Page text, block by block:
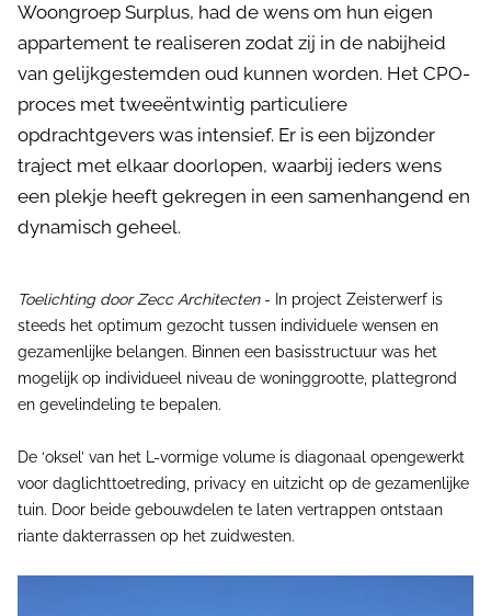
Woongroep Surplus, had de wens om hun eigen
appartement te realiseren zodat zij in de nabijheid
van gelijkgestemden oud kunnen worden. Het CPO-
proces met tweeëntwintig particuliere
opdrachtgevers was intensief. Er is een bijzonder
traject met elkaar doorlopen, waarbij ieders wens
een plekje heeft gekregen in een samenhangend en
dynamisch geheel.
Toelichting door Zecc Architecten- In project Zeisterwerf is
steeds het optimum gezocht tussen individuele wensen en
gezamenlijke belangen. Binnen een basisstructuur was het
mogelijk op individueel niveau de woninggrootte, plattegrond
en gevelindeling te bepalen.
De ‘oksel’ van het L-vormige volume is diagonaal opengewerkt
voor daglichttoetreding, privacy en uitzicht op de gezamenlijke
tuin. Door beide gebouwdelen te laten vertrappen ontstaan
riante dakterrassen op het zuidwesten.